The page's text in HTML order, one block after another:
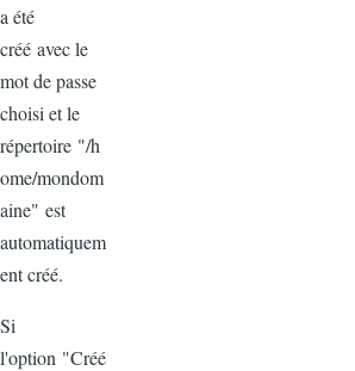
a été
créé avecle
mot de passe
choisi et le
répertoire "/h
ome/mondom
aine" est
automatiquem
entcréé.
Si
l'option "Créé